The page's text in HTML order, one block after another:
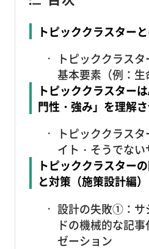
トピッククラスター
トピッククラス
基本要素（例：生
トピッククラスター
門性・強み」を理解
トピッククラス
イト・そうでない
トピッククラスター
と対策（施策設計編）
設計の失敗①：サ
ドの機械的な記
ゼーション